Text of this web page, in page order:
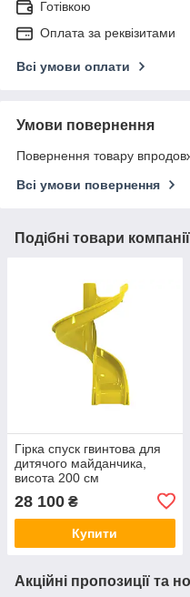
Готівкою
Оплата за реквізитами
Всі умови оплати
Умови повернення
Повернення товару
Всі умови повернення
Подібні товари компанії
Гірка спуск гвинтова для
дитячого майданчика,
висота 200 см
28 100 ₴
Купити
Акційні пропозиції та